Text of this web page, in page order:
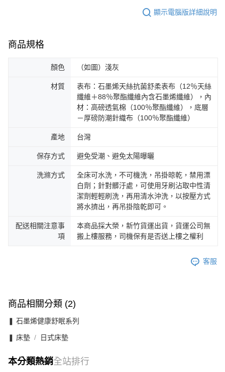
顯示電腦版詳細說明
商品規格
顏色 （如圖）淺灰
材質
表布：石墨烯天絲抗菌舒柔表布（12％天絲
纖維＋88％聚酯纖維內含石墨烯纖維），內
材：高磅透氣棉（100％聚酯纖維），底層
－厚磅防潮針織布（100％聚酯纖維）
產地 台灣
保存方式 避免受潮、避免太陽曝曬
洗滌方式
全床可水洗，不可機洗，吊掛晾乾，禁用漂
白劑；針對髒汙處，可使用牙刷沾取中性清
潔劑輕輕刷洗，再用清水沖洗，以按壓方式
將水擠出，再吊掛陰乾即可。
配送相關注意事
項
本商品採大榮，新竹貨運出貨，貨運公司無
搬上樓服務，司機保有是否送上樓之權利
客服
商品相關分類 (2)
❚ 石墨烯健康舒眠系列
❚ 床墊 日式床墊
本分類熱銷全站排行